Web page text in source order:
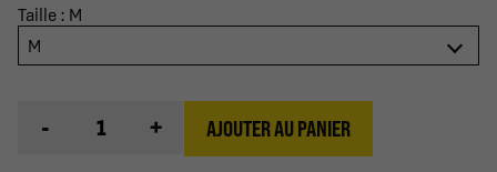
Taille : M
M
- + AJOUTER AU PANIER